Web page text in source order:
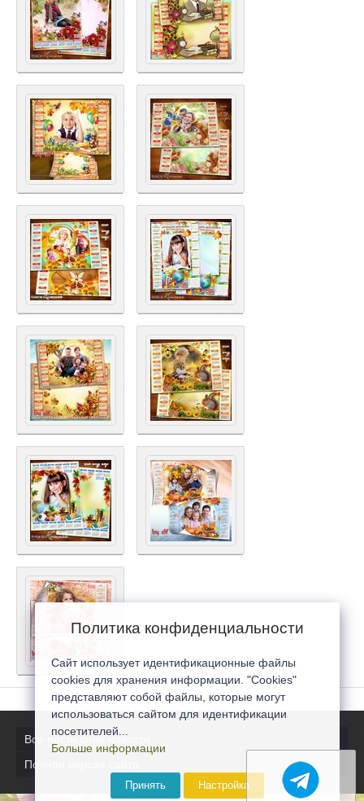
Все последние новости
Полная версия сайта
Политика конфиденциальности
Сайт использует идентификационные файлы
cookies для хранения информации. "Cookies"
представляют собой файлы, которые могут
использоваться сайтом для идентификации
посетителей...
Больше информации
Принять Настройка